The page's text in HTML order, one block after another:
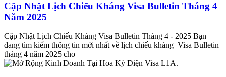
Cập Nhật Lịch Chiếu Kháng Visa Bulletin Tháng 4
Năm 2025
Cập Nhật Lịch Chiếu Kháng Visa Bulletin Tháng 4 - 2025 Bạn
đang tìm kiếm thông tin mới nhất về lịch chiếu kháng Visa Bulletin
tháng 4 năm 2025 cho